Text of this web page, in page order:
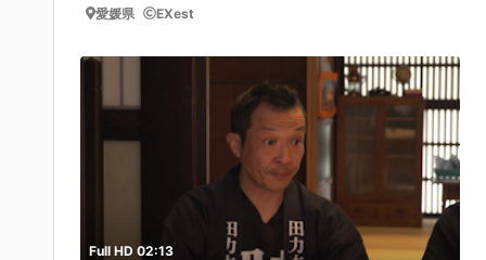
愛媛県 EXest
Full HD 02:13